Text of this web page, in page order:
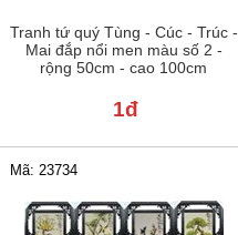
Tranh tứ quý Tùng - Cúc - Trúc -
Mai đắp nổi men màu số 2 -
rộng 50cm - cao 100cm
1đ
Mã: 23734